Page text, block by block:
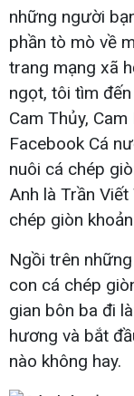
những người
phần tò mò về
trang mạng xã
ngọt, tôi tìm
Cam Thủy,
Facebook Cá
nuôi cá chép
Anh là Trần
chép giòn
Ngồi trên
con cá chép
gian bôn ba đi
hương và bắt
nào không hay.